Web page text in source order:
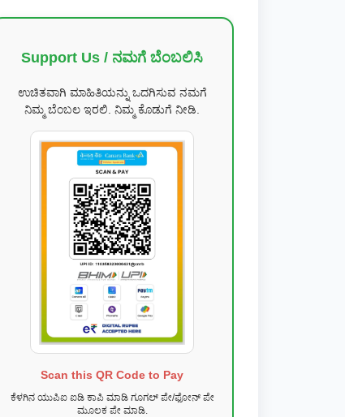
Support Us / ನಮಗೆ ಬೆಂಬಲಿಸಿ
ಉಚಿತವಾಗಿ ಮಾಹಿತಿಯನ್ನು ಒದಗಿಸುವ ನಮಗೆ
ನಿಮ್ಮ ಬೆಂಬಲ ಇರಲಿ. ನಿಮ್ಮ ಕೊಡುಗೆ ನೀಡಿ.
Scan this QR Code to Pay
ಕೆಳಗಿನ ಯುಪಿಐ ಐಡಿ ಕಾಪಿ ಮಾಡಿ ಗೂಗಲ್ ಪೇ/ಫೋನ್ ಪೇ
ಮೂಲಕ ಪೇ ಮಾಡಿ.